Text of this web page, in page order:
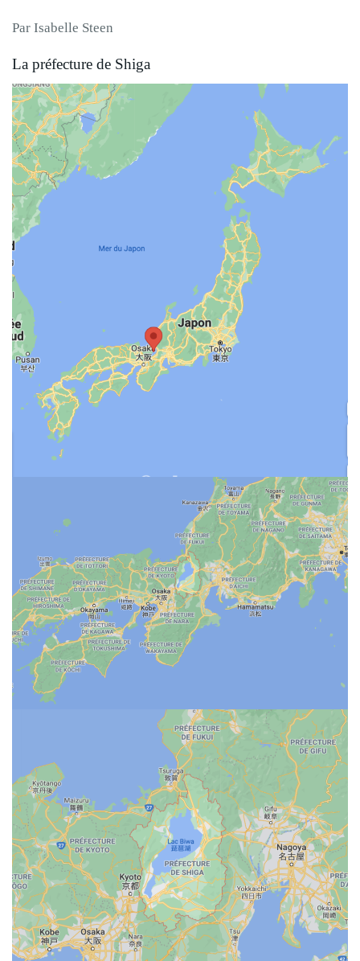
Par Isabelle Steen
La préfecture de Shiga